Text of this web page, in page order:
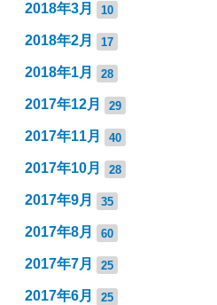
2018年3月 10
2018年2月 17
2018年1月 28
2017年12月 29
2017年11月 40
2017年10月 28
2017年9月 35
2017年8月 60
2017年7月 25
2017年6月 25